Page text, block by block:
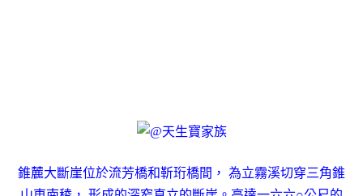
錐麓大斷崖位於流芳橋和靳珩橋間， 為立霧溪切穿三角錐